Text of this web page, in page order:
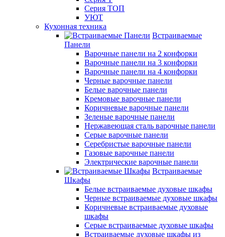
Серия ТОП
УЮТ
Кухонная техника
Встраиваемые
Панели
Варочные панели на 2 конфорки
Варочные панели на 3 конфорки
Варочные панели на 4 конфорки
Черные варочные панели
Белые варочные панели
Кремовые варочные панели
Коричневые варочные панели
Зеленые варочные панели
Нержавеющая сталь варочные панели
Серые варочные панели
Серебристые варочные панели
Газовые варочные панели
Электрические варочные панели
Встраиваемые
Шкафы
Белые встраиваемые духовые шкафы
Черные встраиваемые духовые шкафы
Коричневые встраиваемые духовые
шкафы
Серые встраиваемые духовые шкафы
Встраиваемые духовые шкафы из